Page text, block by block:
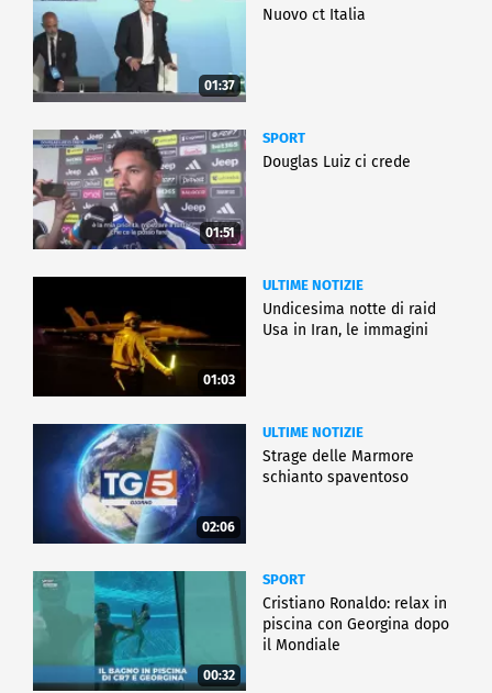
01:37
Nuovo ct Italia
01:51
SPORT
Douglas Luiz ci crede
01:03
ULTIME NOTIZIE
Undicesima notte di raid
Usa in Iran, le immagini
02:06
ULTIME NOTIZIE
Strage delle Marmore
schianto spaventoso
00:32
SPORT
Cristiano Ronaldo: relax in
piscina con Georgina dopo
il Mondiale